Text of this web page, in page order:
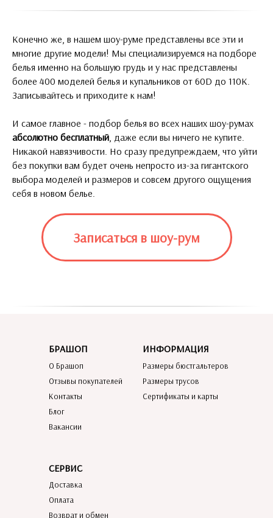
Конечно же, в нашем шоу-руме представлены все эти и
многие другие модели! Мы специализируемся на подборе
белья именно на большую грудь и у нас представлены
более 400 моделей белья и купальников от 60D до 110K.
Записывайтесь и приходите к нам!
И самое главное - подбор белья во всех наших шоу-румах
абсолютно бесплатный, даже если вы ничего не купите.
Никакой навязчивости. Но сразу предупреждаем, что уйти
без покупки вам будет очень непросто из-за гигантского
выбора моделей и размеров и совсем другого ощущения
себя в новом белье.
Записаться в шоу-рум
БРАШОП
О Брашоп
Отзывы покупателей
Контакты
Блог
Вакансии
СЕРВИС
Доставка
Оплата
Возврат и обмен
ИНФОРМАЦИЯ
Размеры бюстгальтеров
Размеры трусов
Сертификаты и карты